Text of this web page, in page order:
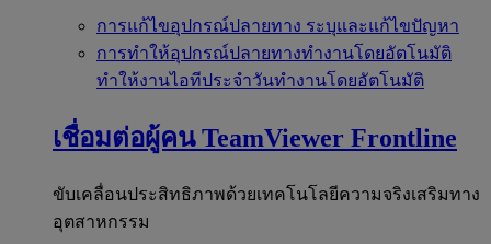
การแก้ไขอุปกรณ์ปลายทาง ระบุและแก้ไขปัญหา
การทำให้อุปกรณ์ปลายทางทำงานโดยอัตโนมัติ
ทำให้งานไอทีประจำวันทำงานโดยอัตโนมัติ
เชื่อมต่อผู้คน TeamViewer Frontline
ขับเคลื่อนประสิทธิภาพด้วยเทคโนโลยีความจริงเสริมทาง
อุตสาหกรรม